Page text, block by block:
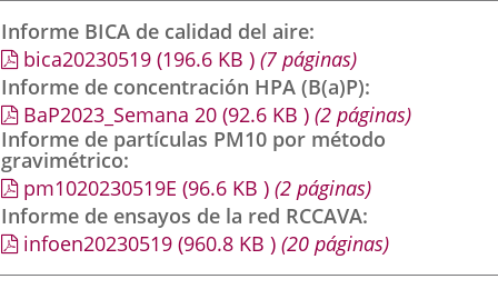
Informe BICA de calidad del aire
bica20230519 (196.6 KB ) (7 páginas)
Informe de concentración HPA (B(a)P)
BaP2023_Semana 20 (92.6 KB ) (2 páginas)
Informe de partículas PM10 por método
gravimétrico
pm1020230519E (96.6 KB ) (2 páginas)
Informe de ensayos de la red RCCAVA
infoen20230519 (960.8 KB ) (20 páginas)